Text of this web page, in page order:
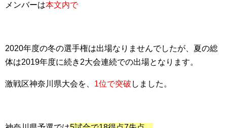
メンバーは本文内で
2020年度の冬の選手権は出場なりませんでしたが、夏の総
体は2019年度に続き2大会連続での出場となります。
激戦区神奈川県大会を、 1位で突破 しました。